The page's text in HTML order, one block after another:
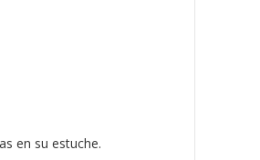
en su estuche.